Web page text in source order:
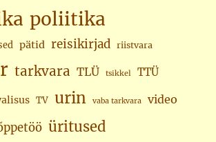
poliitika
pätid reisikirjad riistvara
tarkvara TLÜ tsikkel TTÜ
TV urin vaba tarkvara video
üritused